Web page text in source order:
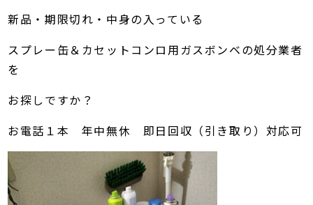
新品・期限切れ・中身の入っている
スプレー缶＆カセットコンロ用ガスボンベの処分業者
を
お探しですか？
お電話１本 年中無休 即日回収（引き取り）対応可